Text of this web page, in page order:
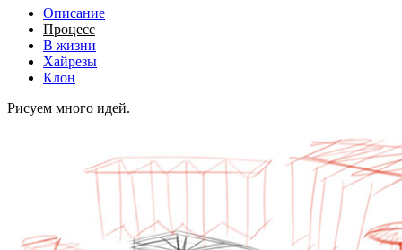
Описание
Процесс
В жизни
Хайрезы
Клон
Рисуем много идей.